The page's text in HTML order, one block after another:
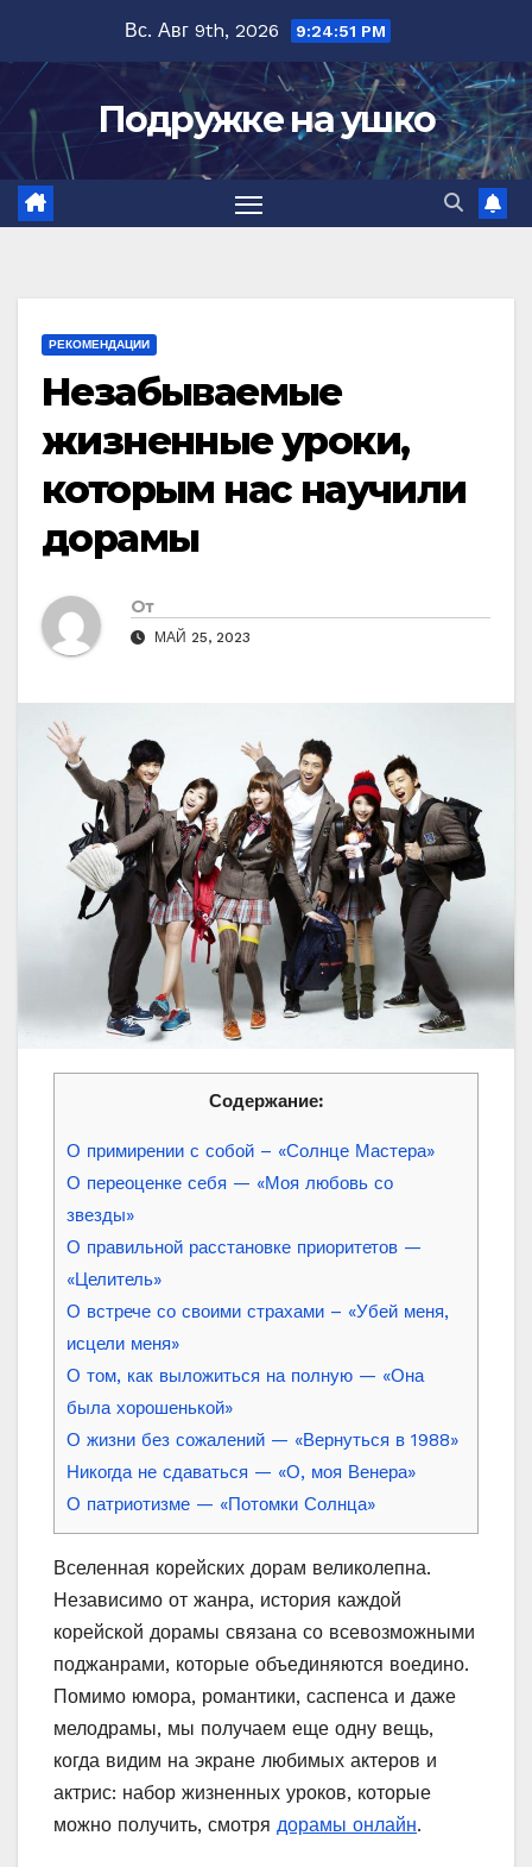
содержимому
Вс. Авг 9th, 2026 9:24:52 PM
Подружке на ушко
РЕКОМЕНДАЦИИ
Незабываемые
жизненные уроки,
которым нас научили
дорамы
От
МАЙ 25, 2023
Содержание:
О примирении с собой – «Солнце Мастера»
О переоценке себя — «Моя любовь со
звезды»
О правильной расстановке приоритетов —
«Целитель»
О встрече со своими страхами – «Убей меня,
исцели меня»
О том, как выложиться на полную — «Она
была хорошенькой»
О жизни без сожалений — «Вернуться в 1988»
Никогда не сдаваться — «О, моя Венера»
О патриотизме — «Потомки Солнца»
Вселенная корейских дорам великолепна.
Независимо от жанра, история каждой
корейской дорамы связана со всевозможными
поджанрами, которые объединяются воедино.
Помимо юмора, романтики, саспенса и даже
мелодрамы, мы получаем еще одну вещь,
когда видим на экране любимых актеров и
актрис: набор жизненных уроков, которые
можно получить, смотря дорамы онлайн.